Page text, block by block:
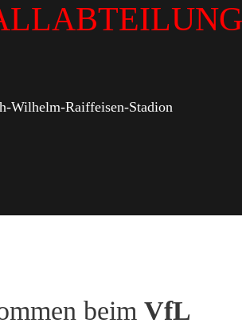
Wilhelm-Raiffeisen-Stadion
beim VfL